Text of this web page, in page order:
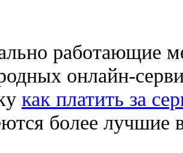
работающие
онлайн-
как платить за
более лучшие